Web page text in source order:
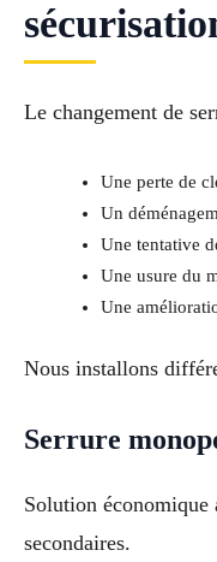
Le changement de
Une perte de
Un
Une tentative
Une usure du
Une
Nous installons
Serrure
Solution économique
secondaires.